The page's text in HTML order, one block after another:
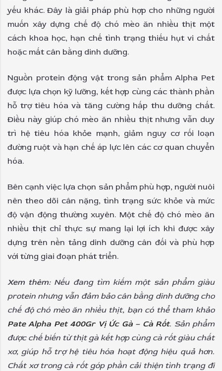
yếu khác. Đây là giải pháp phù hợp cho những người
muốn xây dựng chế độ chó mèo ăn nhiều thịt một
cách khoa học, hạn chế tình trạng thiếu hụt vi chất
hoặc mất cân bằng dinh dưỡng.
Nguồn protein động vật trong sản phẩm Alpha Pet
được lựa chọn kỹ lưỡng, kết hợp cùng các thành phần
hỗ trợ tiêu hóa và tăng cường hấp thu dưỡng chất.
Điều này giúp chó mèo ăn nhiều thịt nhưng vẫn duy
trì hệ tiêu hóa khỏe mạnh, giảm nguy cơ rối loạn
đường ruột và hạn chế áp lực lên các cơ quan chuyển
hóa.
Bên cạnh việc lựa chọn sản phẩm phù hợp, người nuôi
nên theo dõi cân nặng, tình trạng sức khỏe và mức
độ vận động thường xuyên. Một chế độ chó mèo ăn
nhiều thịt chỉ thực sự mang lại lợi ích khi được xây
dựng trên nền tảng dinh dưỡng cân đối và phù hợp
với từng giai đoạn phát triển.
Xem thêm:Nếu đang tìm kiếm một sản phẩm giàu
protein nhưng vẫn đảm bảo cân bằng dinh dưỡng cho
chế độ chó mèo ăn nhiều thịt, bạn có thể tham khảo
Pate Alpha Pet 400Gr Vị Ức Gà – Cà Rốt. Sản phẩm
được chế biến từ thịt gà kết hợp cùng cà rốt giàu chất
xơ, giúp hỗ trợ hệ tiêu hóa hoạt động hiệu quả hơn.
Chất xơ trong cà rốt góp phần cải thiện tình trạng đi